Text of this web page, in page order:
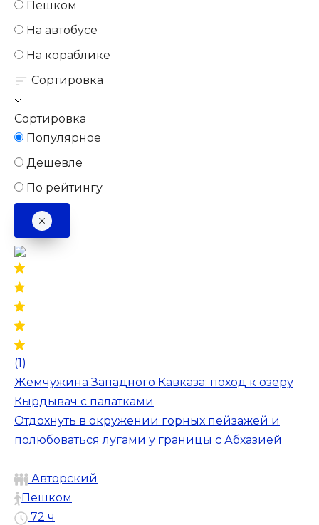
Пешком
На автобусе
На кораблике
Сортировка
Сортировка
Популярное
Дешевле
По рейтингу
(1)
Жемчужина Западного Кавказа: поход к озеру
Кырдывач с палатками
Отдохнуть в окружении горных пейзажей и
полюбоваться лугами у границы с Абхазией
Авторский
Пешком
72 ч